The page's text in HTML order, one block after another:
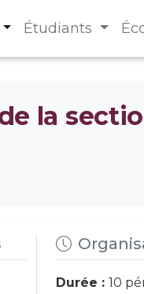
Étudiants
la
Durée : 10